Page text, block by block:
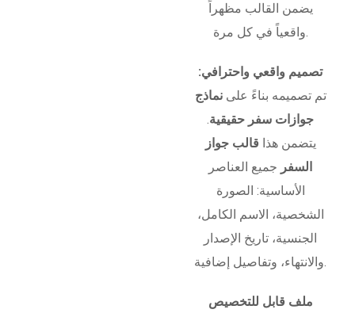
يضمن القالب مظهراً
واقعياً في كل مرة.
تصميم واقعي واحترافي:
تم تصميمه بناءً علىنماذج
جوازات سفر حقيقية.
يتضمن هذا قالب جواز
السفر جميع العناصر
الأساسية: الصورة
الشخصية، الاسم الكامل،
الجنسية، تاريخ الإصدار
والانتهاء، وتفاصيل إضافية.
ملف قابل للتخصيص